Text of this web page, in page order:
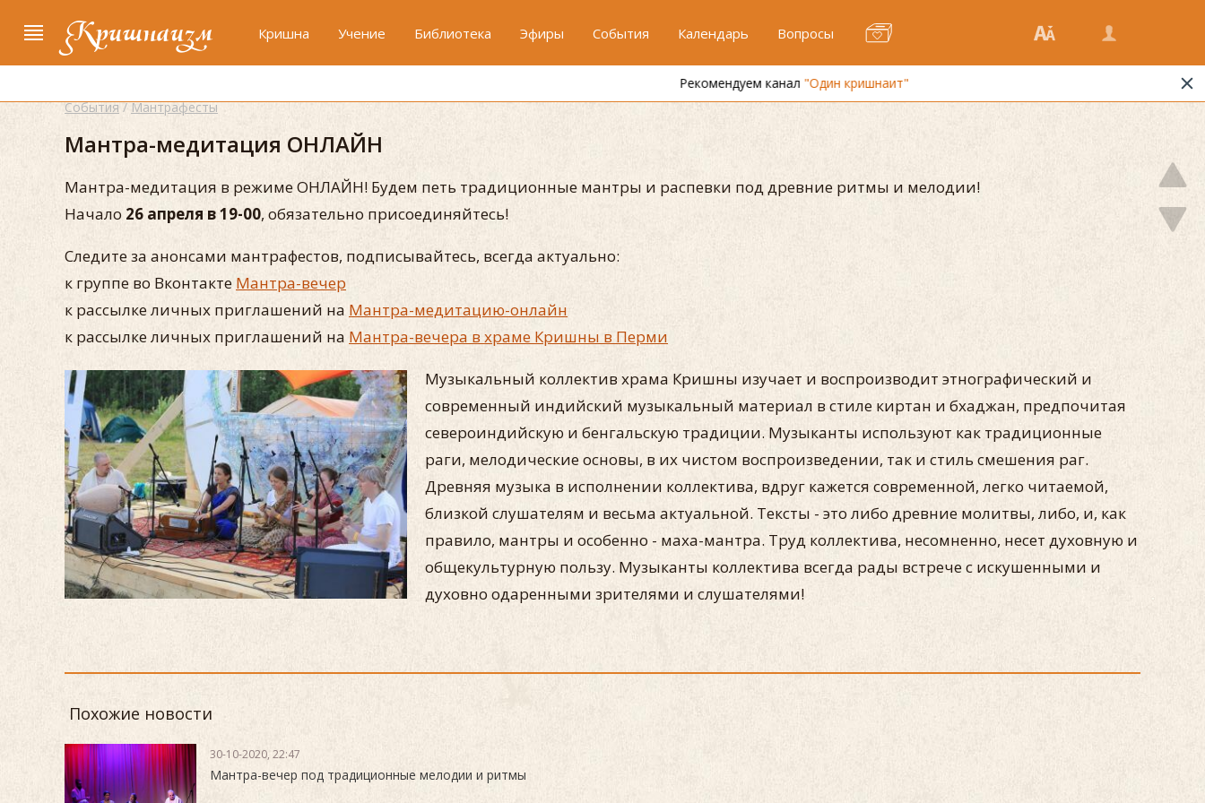
Кришнаизм Кришна Учение Библиотека Эфиры События Календарь Вопросы
"Один кришнаит"
События/Мантрафесты
Мантра-медитация ОНЛАЙН
Мантра-медитация в режиме ОНЛАЙН! Будем петь традиционные мантры и распевки под древние ритмы и мелодии!
Начало 26 апреля в 19-00, обязательно присоединяйтесь!
Следите за анонсами мантрафестов, подписывайтесь, всегда актуально:
к группе во Вконтакте Мантра-вечер
к рассылке личных приглашений на Мантра-медитацию-онлайн
к рассылке личных приглашений на Мантра-вечера в храме Кришны в Перми
Музыкальный коллектив храма Кришны изучает и воспроизводит этнографический и
современный индийский музыкальный материал в стиле киртан и бхаджан, предпочитая
североиндийскую и бенгальскую традиции. Музыканты используют как традиционные
раги, мелодические основы, в их чистом воспроизведении, так и стиль смешения раг.
Древняя музыка в исполнении коллектива, вдруг кажется современной, легко читаемой,
близкой слушателям и весьма актуальной. Тексты - это либо древние молитвы, либо, и, как
правило, мантры и особенно - маха-мантра. Труд коллектива, несомненно, несет духовную и
общекультурную пользу. Музыканты коллектива всегда рады встрече с искушенными и
духовно одаренными зрителями и слушателями!
Похожие новости
30-10-2020, 22:47
Мантра-вечер под традиционные мелодии и ритмы